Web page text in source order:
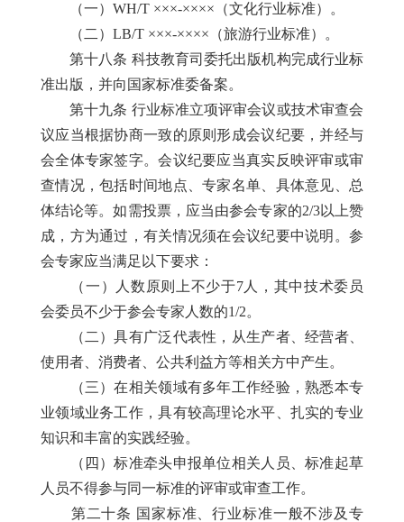
（一）WH/T ×××-××××（文化行业标准）。
（二）LB/T ×××-××××（旅游行业标准）。
第十八条 科技教育司委托出版机构完成行业标
准出版，并向国家标准委备案。
第十九条 行业标准立项评审会议或技术审查会
议应当根据协商一致的原则形成会议纪要，并经与
会全体专家签字。会议纪要应当真实反映评审或审
查情况，包括时间地点、专家名单、具体意见、总
体结论等。如需投票，应当由参会专家的2/3以上赞
成，方为通过，有关情况须在会议纪要中说明。参
会专家应当满足以下要求：
（一）人数原则上不少于7人，其中技术委员
会委员不少于参会专家人数的1/2。
（二）具有广泛代表性，从生产者、经营者、
使用者、消费者、公共利益方等相关方中产生。
（三）在相关领域有多年工作经验，熟悉本专
业领域业务工作，具有较高理论水平、扎实的专业
知识和丰富的实践经验。
（四）标准牵头申报单位相关人员、标准起草
人员不得参与同一标准的评审或审查工作。
第二十条 国家标准、行业标准一般不涉及专